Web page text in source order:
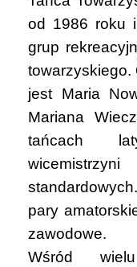
od 1986 roku
grup
towarzyskiego.
jest Maria
Mariana
tańcach
pary
zawodowe.
Wśród